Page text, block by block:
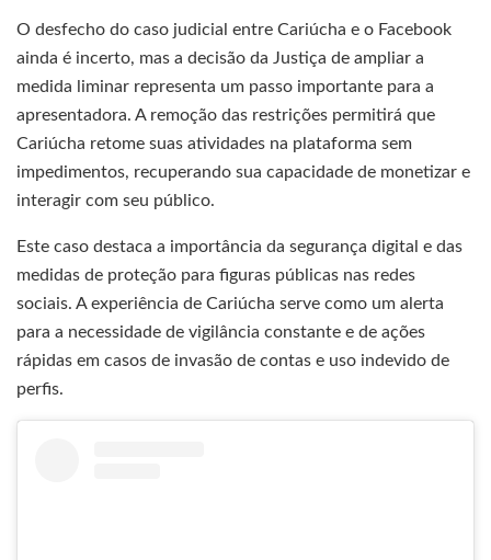
O desfecho do caso judicial entre Cariúcha e o Facebook
ainda é incerto, mas a decisão da Justiça de ampliar a
medida liminar representa um passo importante para a
apresentadora. A remoção das restrições permitirá que
Cariúcha retome suas atividades na plataforma sem
impedimentos, recuperando sua capacidade de monetizar e
interagir com seu público.
Este caso destaca a importância da segurança digital e das
medidas de proteção para figuras públicas nas redes
sociais. A experiência de Cariúcha serve como um alerta
para a necessidade de vigilância constante e de ações
rápidas em casos de invasão de contas e uso indevido de
perfis.